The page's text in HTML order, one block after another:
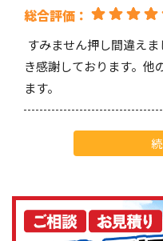
総合評価：
すみません押し間違え
き感謝しております。他
ます。
Ryoki Yamashita
2025/5/28
総合評価：
いつも当社の塗料をご